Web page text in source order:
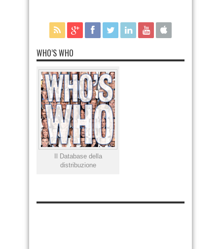
WHO’S WHO
Il Database della
distribuzione